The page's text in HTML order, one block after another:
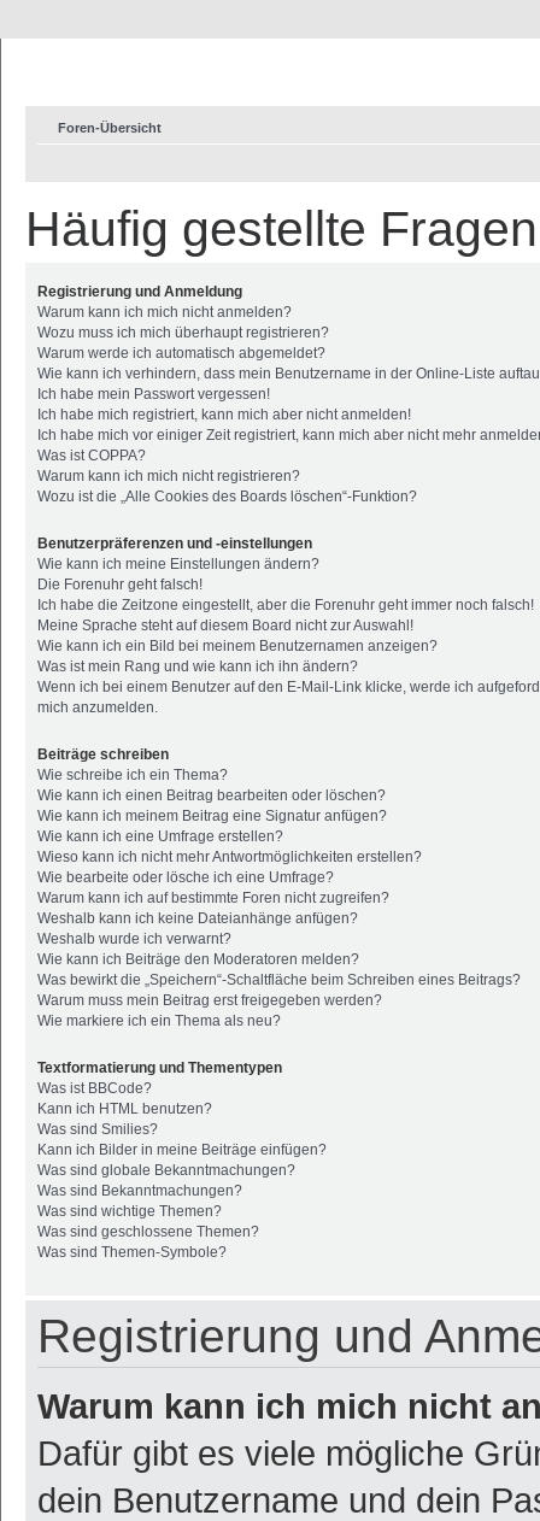
Foren-Übersicht
Häufig gestellte Fragen
Registrierung und Anmeldung
Warum kann ich mich nicht anmelden?
Wozu muss ich mich überhaupt registrieren?
Warum werde ich automatisch abgemeldet?
Wie kann ich verhindern, dass mein Benutzername in der Online-Liste
Ich habe mein Passwort vergessen!
Ich habe mich registriert, kann mich aber nicht anmelden!
Ich habe mich vor einiger Zeit registriert, kann mich aber nicht mehr
Was ist COPPA?
Warum kann ich mich nicht registrieren?
Wozu ist die „Alle Cookies des Boards löschen“-Funktion?
Benutzerpräferenzen und -einstellungen
Wie kann ich meine Einstellungen ändern?
Die Forenuhr geht falsch!
Ich habe die Zeitzone eingestellt, aber die Forenuhr geht immer noch falsch!
Meine Sprache steht auf diesem Board nicht zur Auswahl!
Wie kann ich ein Bild bei meinem Benutzernamen anzeigen?
Was ist mein Rang und wie kann ich ihn ändern?
Wenn ich bei einem Benutzer auf den E-Mail-Link klicke, werde ich
mich anzumelden.
Beiträge schreiben
Wie schreibe ich ein Thema?
Wie kann ich einen Beitrag bearbeiten oder löschen?
Wie kann ich meinem Beitrag eine Signatur anfügen?
Wie kann ich eine Umfrage erstellen?
Wieso kann ich nicht mehr Antwortmöglichkeiten erstellen?
Wie bearbeite oder lösche ich eine Umfrage?
Warum kann ich auf bestimmte Foren nicht zugreifen?
Weshalb kann ich keine Dateianhänge anfügen?
Weshalb wurde ich verwarnt?
Wie kann ich Beiträge den Moderatoren melden?
Was bewirkt die „Speichern“-Schaltfläche beim Schreiben eines Beitrags?
Warum muss mein Beitrag erst freigegeben werden?
Wie markiere ich ein Thema als neu?
Textformatierung und Thementypen
Was ist BBCode?
Kann ich HTML benutzen?
Was sind Smilies?
Kann ich Bilder in meine Beiträge einfügen?
Was sind globale Bekanntmachungen?
Was sind Bekanntmachungen?
Was sind wichtige Themen?
Was sind geschlossene Themen?
Was sind Themen-Symbole?
Registrierung und
Warum kann ich mich nicht
Dafür gibt es viele mögliche
dein Benutzername und dein